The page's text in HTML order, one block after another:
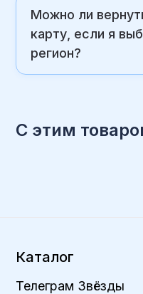
Можно ли
карту, если я
регион?
С этим
Каталог
Телеграм Звёзды